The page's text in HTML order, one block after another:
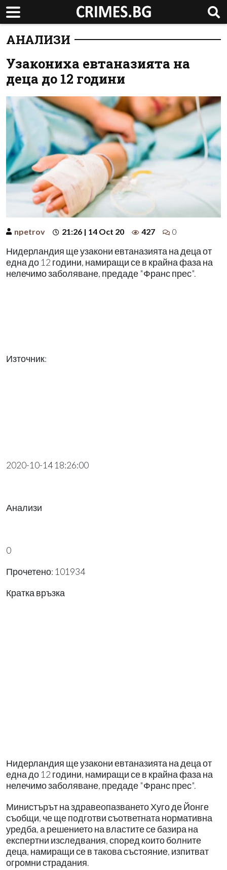
АНАЛИЗИ
Узакониха евтаназията на
деца до 12 години
npetrov 21:26 | 14 Oct 20 427 0
Нидерландия ще узакони евтаназията на деца от
една до 12 години, намиращи се в крайна фаза на
нелечимо заболяване, предаде "Франс прес".
Източник:
2020-10-14 18:26:00
Анализи
0
Прочетено: 101934
Кратка връзка
Нидерландия ще узакони евтаназията на деца от
една до 12 години, намиращи се в крайна фаза на
нелечимо заболяване, предаде "Франс прес".
Министърът на здравеопазването Хуго де Йонге
съобщи, че ще подготви съответната нормативна
уредба, а решението на властите се базира на
експертни изследвания, според които болните
деца, намиращи се в такова състояние, изпитват
огромни страдания.